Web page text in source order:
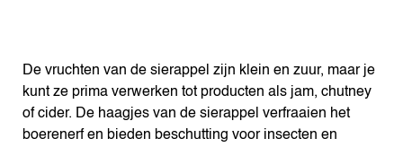
De vruchten van de sierappel zijn klein en zuur, maar je
kunt ze prima verwerken tot producten als jam, chutney
of cider. De haagjes van de sierappel verfraaien het
boerenerf en bieden beschutting voor insecten en